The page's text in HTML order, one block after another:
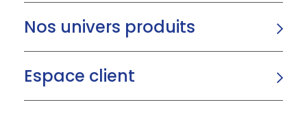
Nos univers produits
Espace client